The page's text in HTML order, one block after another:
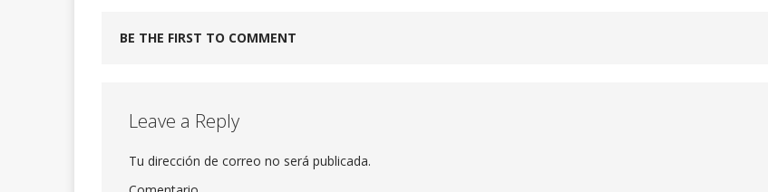
BE THE FIRST TO COMMENT
Leave a Reply
Tu dirección de correo no será publicada.